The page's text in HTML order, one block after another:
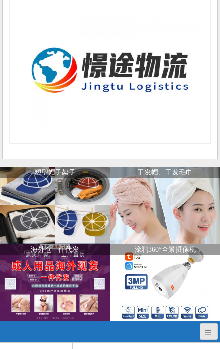
塑型帽子架子 干发帽、干发毛巾
海外仓一件代发 涂鸦360°全景摄像机